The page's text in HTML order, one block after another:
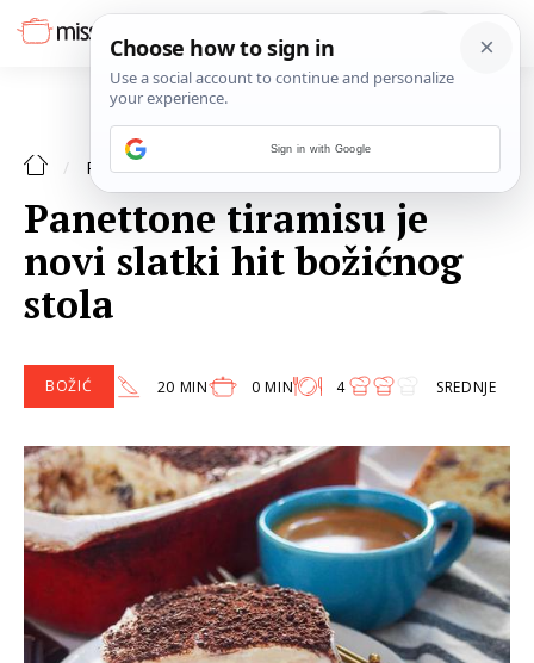
RECEPTI BOŽIĆ
Panettone tiramisu je
novi slatki hit božićnog
stola
BOŽIĆ 20 MIN 0 MIN 4 SREDNJE
Sign in with Google